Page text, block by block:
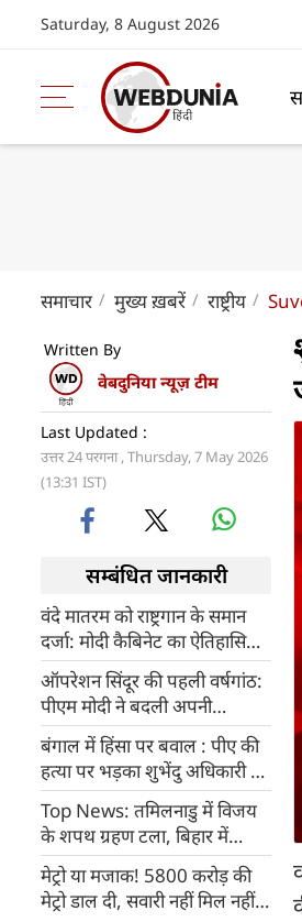
Saturday, 8 August 2026
समाचार मुख्य ख़बरें राष्ट्रीय
Written By
वेबदुनिया न्यूज़ टीम
Last Updated :
उत्तर 24 परगना , Thursday, 7 May 2026
(13:31 IST)
सम्बंधित जानकारी
वंदे मातरम को राष्ट्रगान के समान
दर्जा: मोदी कैबिनेट का ऐतिहासिक
फैसला, अपमान पर होगी 3 साल
की जेल
ऑपरेशन सिंदूर की पहली वर्षगांठ:
पीएम मोदी ने बदली अपनी
प्रोफाइल पिक्चर, वायुसेना ने जारी
किया तबाही का वीडियो; आतंकियों
को कड़ा संदेश
बंगाल में हिंसा पर बवाल : पीए की
हत्या पर भड़का शुभेंदु अधिकारी का
गुस्सा, भाजपा करेगी गुंडों का
सफाया
Top News: तमिलनाडु में विजय
के शपथ ग्रहण टला, बिहार में
मंत्रिमंडल विस्तार आज
मेट्रो या मजाक! 5800 करोड़ की
मेट्रो डाल दी, सवारी नहीं मिल नहीं